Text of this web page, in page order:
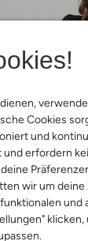
Cookies
und
erfordern
wir um
und